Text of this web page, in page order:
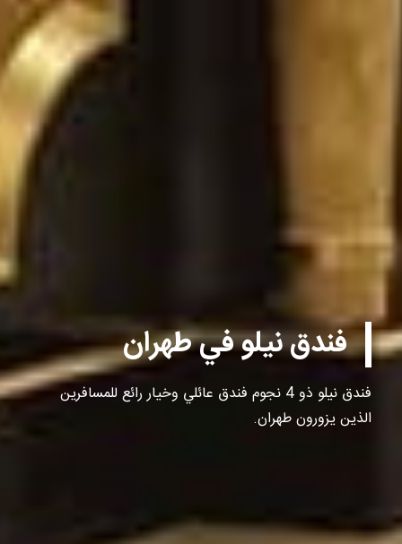
فندق نيلو في طهران
فندق نيلو ذو 4 نجوم فندق عائلي وخيار رائع للمسافرين
الذين يزورون طهران.